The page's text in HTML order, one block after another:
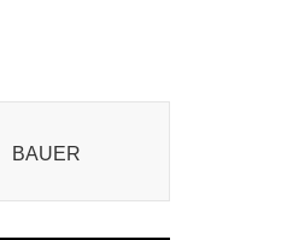
BAUER